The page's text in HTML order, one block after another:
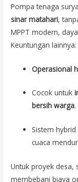
Pompa tenaga
sinar matahari,
MPPT modern,
Keuntungan lainnya:
Operasional
Cocok untuk
bersih warga.
Sistem
cuaca
Untuk proyek desa,
membebani biaya